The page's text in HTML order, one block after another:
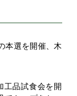
本選を開催、木
工品試食会を開